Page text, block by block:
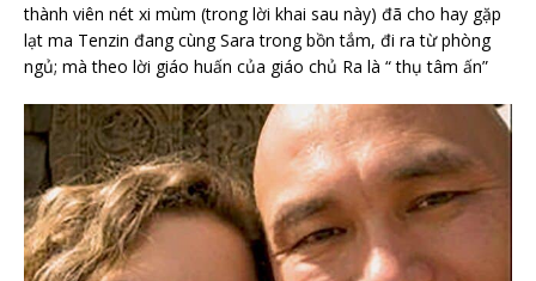
thành viên nét xi mùm (trong lời khai sau này) đã cho hay gặp
lạt ma Tenzin đang cùng Sara trong bồn tắm, đi ra từ phòng
ngủ; mà theo lời giáo huấn của giáo chủ Ra là “ thụ tâm ấn”